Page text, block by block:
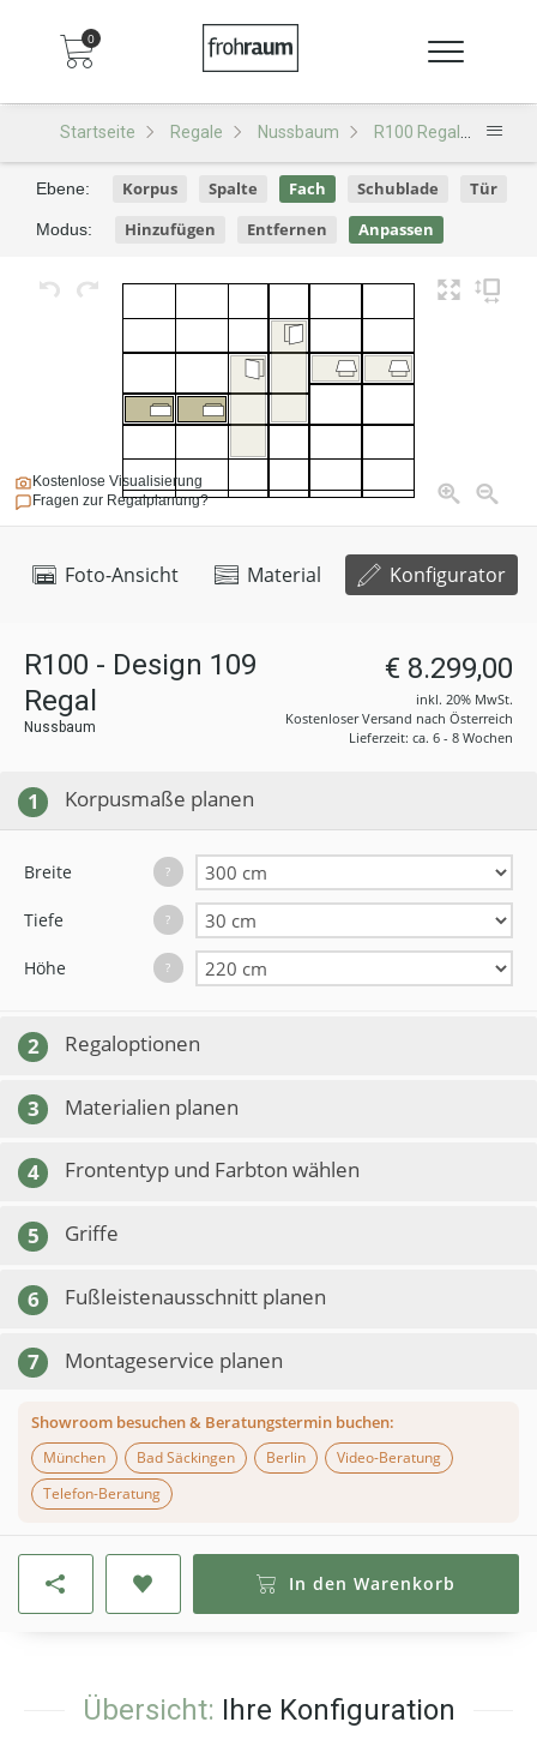
0
Startseite Regale Nussbaum R100 Regal
Foto-Ansicht Material Konfigurator
Kostenlose Visualisierung
Fragen zur Regalplanung?
Ebene: Korpus Spalte Fach Schublade Tür
Modus: Hinzufügen Entfernen Anpassen
R100 - Design 109
Regal
Nussbaum
€ 8.299,00
inkl. 20% MwSt.
Kostenloser Versand nach Österreich
Lieferzeit: ca. 6 - 8 Wochen
1 Korpusmaße planen
Breite ?
Tiefe ?
Höhe ?
2 Regaloptionen
3 Materialien planen
4 Frontentyp und Farbton wählen
5 Griffe
6 Fußleistenausschnitt planen
7 Montageservice planen
Showroom besuchen & Beratungstermin buchen:
München
Bad Säckingen Berlin
Video-Beratung
Telefon-Beratung
In den Warenkorb
Übersicht: Ihre Konfiguration